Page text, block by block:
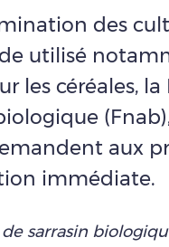
des
utilisé
les céréales,
aux
immédiate.
sarrasin